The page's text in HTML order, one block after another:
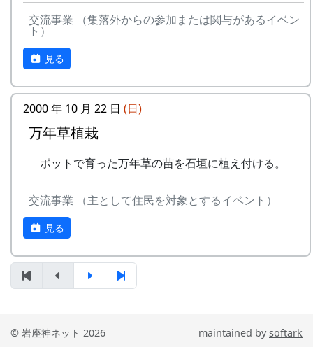
講師の「石積み学校」金子さんから、石積み技術
の勘所を説明してもらいます。ずばり、要点は3
つ。
積み石の荷重を後ろにかける
積み石の後ろに「ぐり」石をしっかり詰める
細かいことは色々あるけれど、それは実際にやり
ながら説明しましょう、ということで、さっそく
作業開始。
主催
建築 : OKK / 大西貴之建築計画事務所
参加について
参加費 : 無料
参加を希望する方は、主催者の村田氏までご
連絡下さい
メール・アドレス :
石積み学校 in 岩座神 (PDF)
交流事業 （集落外からの参加または関与があるイベン
ト）
見る
2000 年 10 月 22 日 (日)
万年草植栽
ポットで育った万年草の苗を石垣に植え付ける。
交流事業 （主として住民を対象とするイベント）
見る
© 岩座神ネット 2026 maintained bysoftark